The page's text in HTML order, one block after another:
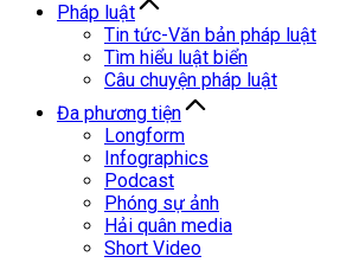
Pháp luật
Tin tức-Văn bản pháp luật
Tìm hiểu luật biển
Câu chuyện pháp luật
Đa phương tiện
Longform
Infographics
Podcast
Phóng sự ảnh
Hải quân media
Short Video